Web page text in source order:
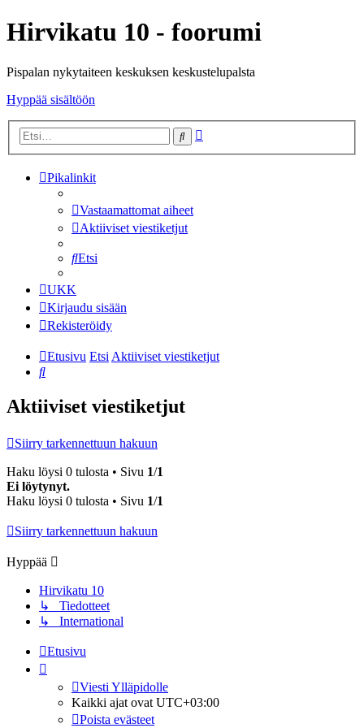
Hirvikatu 10 - foorumi
Pispalan nykytaiteen keskuksen keskustelupalsta
Hyppää sisältöön
Etsi
Pikalinkit
Vastaamattomat aiheet
Aktiiviset viestiketjut
Etsi
UKK
Kirjaudu sisään
Rekisteröidy
Etusivu EtsiAktiiviset viestiketjut
Etsi
Aktiiviset viestiketjut
Siirry tarkennettuun hakuun
Haku löysi 0 tulosta • Sivu 1/1
Ei löytynyt.
Haku löysi 0 tulosta • Sivu 1/1
Siirry tarkennettuun hakuun
Hyppää
Hirvikatu 10
↳ Tiedotteet
↳ International
Etusivu
Viesti Ylläpidolle
Kaikki ajat ovat UTC+03:00
Poista evästeet